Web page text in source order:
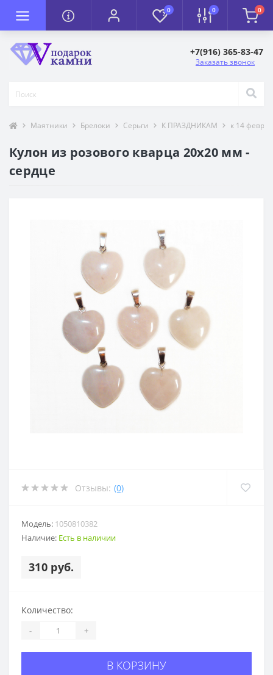
0 0 0
+7(916) 365-83-47
Заказать звонок
Маятники Брелоки Серьги К ПРАЗДНИКАМ к 14
Кулон из розового кварца 20х20 мм -
сердце
Отзывы: (0)
Модель: 1050810382
Наличие: Есть в наличии
310 руб.
Количество:
- +
В КОРЗИНУ